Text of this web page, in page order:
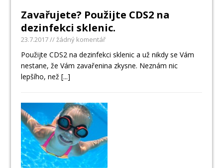
Zavařujete? Použijte CDS2 na
dezinfekci sklenic.
23.7.2017// žádný komentář
Použijte CDS2 na dezinfekci sklenic a už nikdy se Vám
nestane, že Vám zavařenina zkysne. Neznám nic
lepšího, než[...]